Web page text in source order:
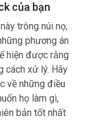
của bạn
trông núi nọ,
phương án
hiện được rằng
cách xử lý. Hãy
về những điều
họ làm gì,
bản tốt nhất